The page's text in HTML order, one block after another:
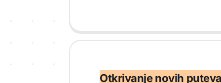
Otkrivanje novih puteva